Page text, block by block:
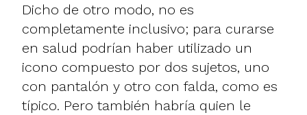
Dicho de otro modo, no es
completamente inclusivo; para curarse
en salud podrían haber utilizado un
icono compuesto por dos sujetos, uno
con pantalón y otro con falda, como es
típico. Pero también habría quien le